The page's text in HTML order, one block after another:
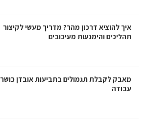
איך להוציא דרכון מהר? מדריך מעשי לקיצור
תהליכים והימנעות מעיכובים
מאבק לקבלת תגמולים בתביעות אובדן כושר
עבודה